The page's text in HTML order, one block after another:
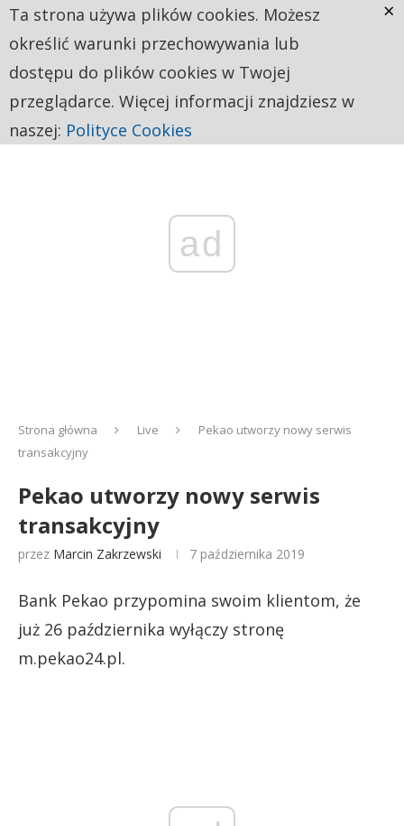
ad
Strona główna Live
Pekao utworzy nowy serwis
transakcyjny
Pekao utworzy nowy serwis
transakcyjny
przez Marcin Zakrzewski 7 października 2019
Bank Pekao przypomina swoim klientom, że
już 26 października wyłączy stronę
m.pekao24.pl.
Ta strona używa plików cookies. Możesz
określić warunki przechowywania lub
dostępu do plików cookies w Twojej
przeglądarce. Więcej informacji znajdziesz w
naszej: Polityce Cookies
×